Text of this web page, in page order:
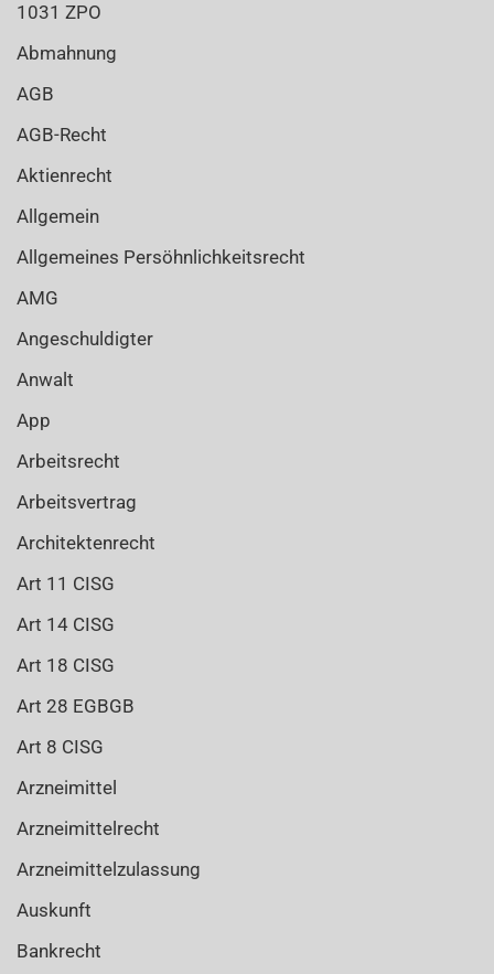
1031 ZPO
Abmahnung
AGB
AGB-Recht
Aktienrecht
Allgemein
Allgemeines Persöhnlichkeitsrecht
AMG
Angeschuldigter
Anwalt
App
Arbeitsrecht
Arbeitsvertrag
Architektenrecht
Art 11 CISG
Art 14 CISG
Art 18 CISG
Art 28 EGBGB
Art 8 CISG
Arzneimittel
Arzneimittelrecht
Arzneimittelzulassung
Auskunft
Bankrecht